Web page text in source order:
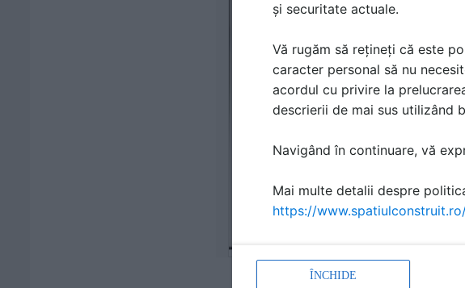
și securitate actuale.
Vă rugăm să rețineți că este
caracter personal să nu
acordul cu privire la
descrierii de mai sus utilizând
Navigând în continuare, vă
Mai multe detalii despre
https://
ÎNCHIDE